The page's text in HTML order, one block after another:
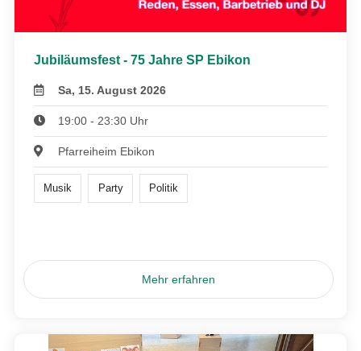
Jubiläumsfest - 75 Jahre SP Ebikon
Sa, 15. August 2026
19:00 - 23:30 Uhr
Pfarreiheim Ebikon
Musik Party Politik
Mehr erfahren